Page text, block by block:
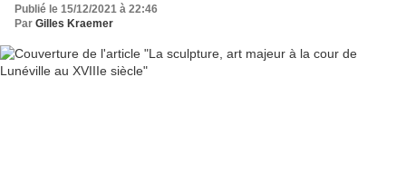
Publié le 15/12/2021 à 22:46
Par Gilles Kraemer